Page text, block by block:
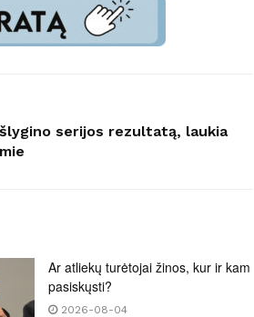
serijos rezultatą, laukia
Ar atliekų turėtojai žinos, kur ir kam
pasiskųsti?
2026-08-04